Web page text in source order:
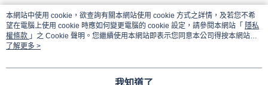
熱門標籤
本網站中使用 cookie，欲查詢有關本網站使用 cookie 方式之詳情，及若您不希
望在電腦上使用 cookie 時應如何變更電腦的 cookie 設定，請參閱本網站「 隱私
權條款 」之 Cookie 聲明。您繼續使用本網站即表示您同意本公司得按本網站使
用條款之 Cookie 聲明使用 cookie。
了解更多 >
我知道了